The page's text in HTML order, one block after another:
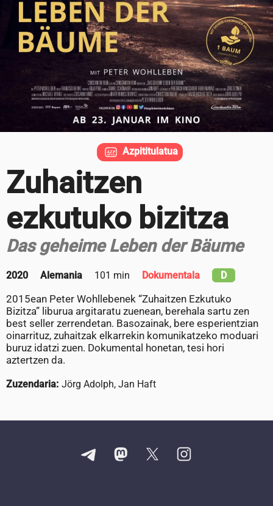
Zuhaitzen
ezkutuko bizitza
Das geheime Leben der Bäume
2020 Alemania 101 min Dokumentala D
2015ean Peter Wohllebenek “Zuhaitzen Ezkutuko
Bizitza” liburua argitaratu zuenean, berehala sartu zen
best seller zerrendetan. Basozainak, bere esperientzian
oinarrituz, zuhaitzak elkarrekin komunikatzeko moduari
buruz idatzi zuen. Dokumental honetan, tesi hori
aztertzen da.
Zuzendaria: Jörg Adolph, Jan Haft
Azpititulatua